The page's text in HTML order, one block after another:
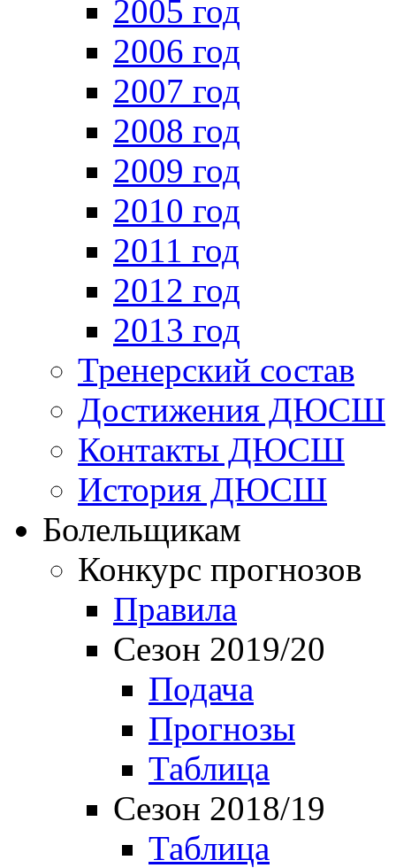
2005 год
2006 год
2007 год
2008 год
2009 год
2010 год
2011 год
2012 год
2013 год
Тренерский состав
Достижения ДЮСШ
Контакты ДЮСШ
История ДЮСШ
Болельщикам
Конкурс прогнозов
Правила
Сезон 2019/20
Подача
Прогнозы
Таблица
Сезон 2018/19
Таблица